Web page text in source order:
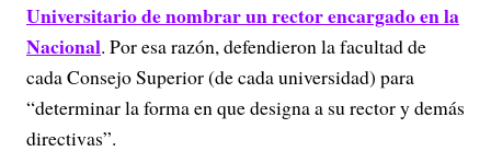
Universitario de nombrar un rector encargado en la
Nacional. Por esa razón, defendieron la facultad de
cada Consejo Superior (de cada universidad) para
“determinar la forma en que designa a su rector y demás
directivas”.